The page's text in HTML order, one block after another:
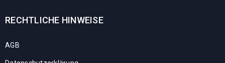
RECHTLICHE HINWEISE
AGB